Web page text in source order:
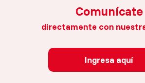
Comunícate
directamente con
Ingresa aquí